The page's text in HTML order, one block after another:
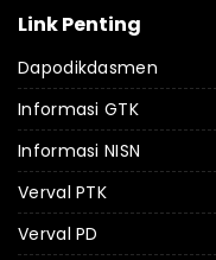
Link Penting
Dapodikdasmen
Informasi GTK
Informasi NISN
Verval PTK
Verval PD